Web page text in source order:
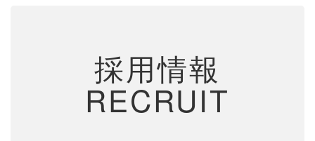
採用情報
RECRUIT